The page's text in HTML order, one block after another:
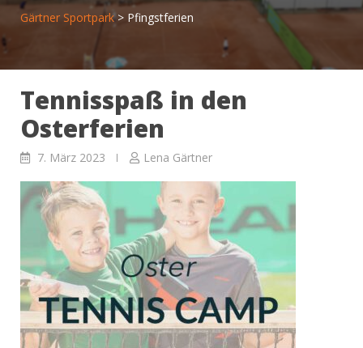
Gärtner Sportpark> Pfingstferien
Tennisspaß in den
Osterferien
7. März 2023 Lena Gärtner